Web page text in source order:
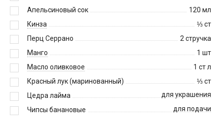
Апельсиновый сок
120 мл
Кинза
⅓ст
Перц Серрано
2 стручка
Манго
1 шт
Масло оливковое
1 ст л
Красный лук (маринованный)
⅓ст
Цедра лайма
для украшения
Чипсы банановые
для подачи